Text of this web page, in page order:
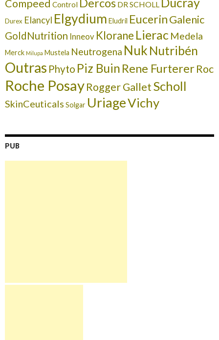
Compeed Control Dercos DR SCHOLL
Durex Elancyl Elgydium Eludril EucerinGalenic
GoldNutrition Inneov Klorane Lierac Medela
Merck Milupa Mustela Neutrogena Nuk Nutribén
Outras Phyto Piz Buin Rene FurtererRoc
Roche PosayRogger GalletScholl
SkinCeuticals Solgar UriageVichy
PUB